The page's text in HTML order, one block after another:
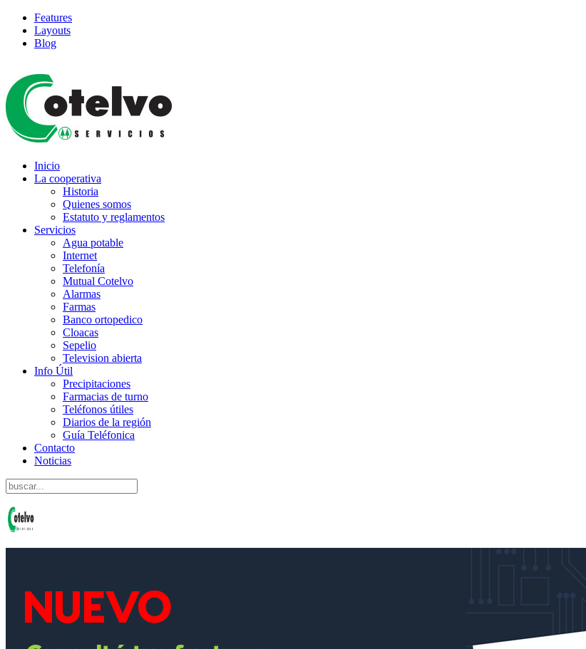
Features
Layouts
Blog
Inicio
La cooperativa
Historia
Quienes somos
Estatuto y reglamentos
Servicios
Agua potable
Internet
Telefonía
Mutual Cotelvo
Alarmas
Farmas
Banco ortopedico
Cloacas
Sepelio
Television abierta
Info Útil
Precipitaciones
Farmacias de turno
Teléfonos útiles
Diarios de la región
Guía Teléfonica
Contacto
Noticias